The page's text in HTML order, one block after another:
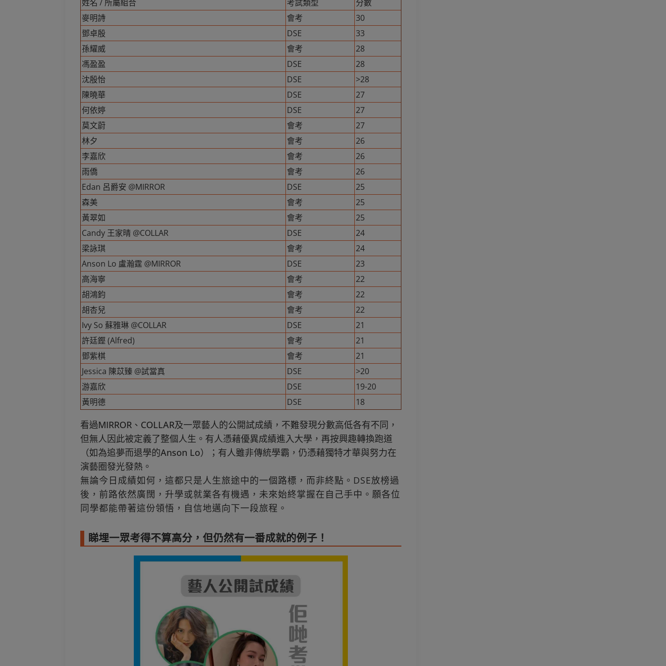
姓名 / 所屬組合 考試類型
分數
麥明詩
會考
30
鄧卓殷
DSE
33
孫耀威
會考
28
馮盈盈
DSE
28
沈殷怡
DSE
>28
陳曉華
DSE
27
何依婷
DSE
27
莫文蔚
會考
27
林夕
會考
26
李嘉欣
會考
26
雨僑
會考
26
Edan 呂爵安 @MIRROR
DSE
25
森美
會考
25
黃翠如
會考
25
Candy 王家晴 @COLLAR
DSE
24
梁詠琪
會考
24
Anson Lo 盧瀚霆 @MIRROR
DSE
23
高海寧
會考
22
胡鴻鈞
會考
22
胡杏兒
會考
22
Ivy So 蘇雅琳 @COLLAR
DSE
21
許廷鏗 (Alfred)
會考
21
鄧紫棋
會考
21
Jessica 陳苡臻 @試當真
DSE
>20
游嘉欣
DSE
19-20
黃明德
DSE 18
看過MIRROR、COLLAR及一眾藝人的公開試成績，不難發現分數高低各有不同，
但無人因此被定義了整個人生。有人憑藉優異成績進入大學，再按興趣轉換跑道
（如為追夢而退學的Anson Lo）；有人雖非傳統學霸，仍憑藉獨特才華與努力在
演藝圈發光發熱。
無論今日成績如何，這都只是人生旅途中的一個路標，而非終點。DSE放榜過
後，前路依然廣闊，升學或就業各有機遇，未來始終掌握在自己手中。願各位
同學都能帶著這份領悟，自信地邁向下一段旅程。
睇埋一眾考得不算高分，但仍然有一番成就的例子！